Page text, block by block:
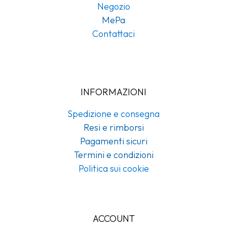
Negozio
MePa
Contattaci
INFORMAZIONI
Spedizione e consegna
Resi e rimborsi
Pagamenti sicuri
Termini e condizioni
Politica sui cookie
ACCOUNT